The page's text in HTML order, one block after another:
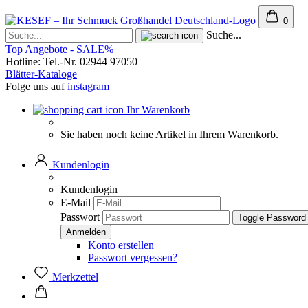
0
Suche...
Top Angebote - SALE%
Hotline: Tel.-Nr. 02944 97050
Blätter-Kataloge
Folge uns aufinstagram
Ihr Warenkorb
Sie haben noch keine Artikel in Ihrem Warenkorb.
Kundenlogin
Kundenlogin
E-Mail
Passwort
Toggle
Konto erstellen
Passwort vergessen?
Merkzettel